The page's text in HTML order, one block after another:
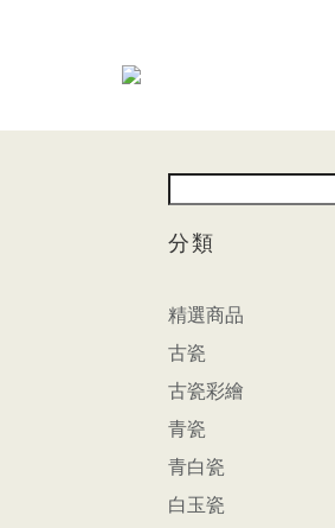
分類
精選商品
古瓷
古瓷彩繪
青瓷
青白瓷
白玉瓷